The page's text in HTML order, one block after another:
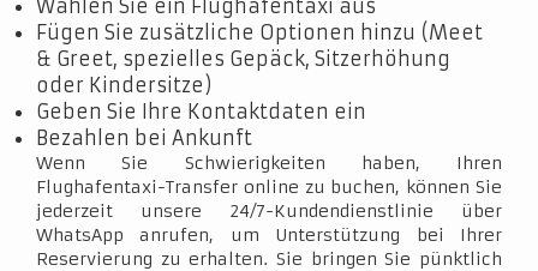
Wählen Sie ein Flughafentaxi aus
Fügen Sie zusätzliche Optionen hinzu (Meet
& Greet, spezielles Gepäck, Sitzerhöhung
oder Kindersitze)
Geben Sie Ihre Kontaktdaten ein
Bezahlen bei Ankunft
Wenn Sie Schwierigkeiten haben, Ihren
Flughafentaxi-Transfer online zu buchen, können Sie
jederzeit unsere 24/7-Kundendienstlinie über
WhatsApp anrufen, um Unterstützung bei Ihrer
Reservierung zu erhalten. Sie bringen Sie pünktlich